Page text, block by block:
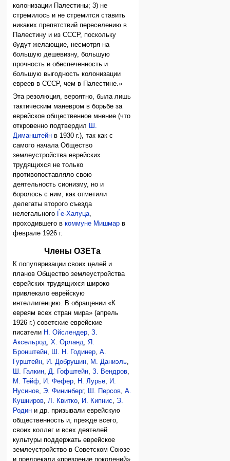
колонизации Палестины; 3) не
стремилось и не стремится ставить
никаких препятствий переселению в
Палестину и из СССР, поскольку
будут желающие, несмотря на
большую дешевизну, большую
прочность и обеспеченность и
большую выгодность колонизации
евреев в СССР, чем в Палестине.»
Эта резолюция, вероятно, была лишь
тактическим маневром в борьбе за
еврейское общественное мнение (что
откровенно подтвердил Ш.
Диманштейн в 1930 г.), так как с
самого начала Общество
землеустройства еврейских
трудящихся не только
противопоставляло свою
деятельность сионизму, но и
боролось с ним, как отметили
делегаты второго съезда
нелегального
Ѓе-Халуца,
проходившего вкоммуне Мишмар в
феврале 1926 г.
Члены ОЗЕТа
К популяризации своих целей и
планов Общество землеустройства
еврейских трудящихся широко
привлекало еврейскую
интеллигенцию. В обращении «К
евреям всех стран мира» (апрель
1926 г.) советские еврейские
писатели Н. Ойслендер,З.
Аксельрод,Х. Орланд,Я.
Бронштейн, Ш. Н. Годинер,А.
Гурштейн, И. Добрушин, М. Даниэль,
Ш. Галкин,Д. Гофштейн,З. Вендров,
М. Тейф, И. Фефер, Н. Лурье, И.
Нусинов, Э. Фининберг, Ш. Персов,А.
Кушниров,Л. Квитко, И. Кипнис, Э.
Родин и др. призывали еврейскую
общественность и, прежде всего,
своих коллег и всех деятелей
культуры поддержать еврейское
землеустройство в Советском Союзе